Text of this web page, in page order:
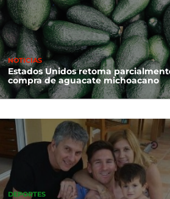
NOTICIAS
Estados Unidos retoma
compra de aguacate michoacano
DEPORTES